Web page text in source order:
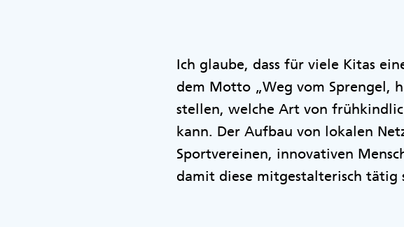
Ich glaube, dass für viele Kitas
dem Motto „Weg vom Sprengel,
stellen, welche Art von
kann. Der Aufbau von lokalen
Sportvereinen, innovativen
damit diese mitgestalterisch tätig